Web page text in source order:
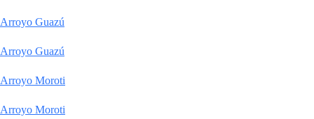
Arroyo Guazú
Arroyo Guazú
Arroyo Moroti
Arroyo Moroti